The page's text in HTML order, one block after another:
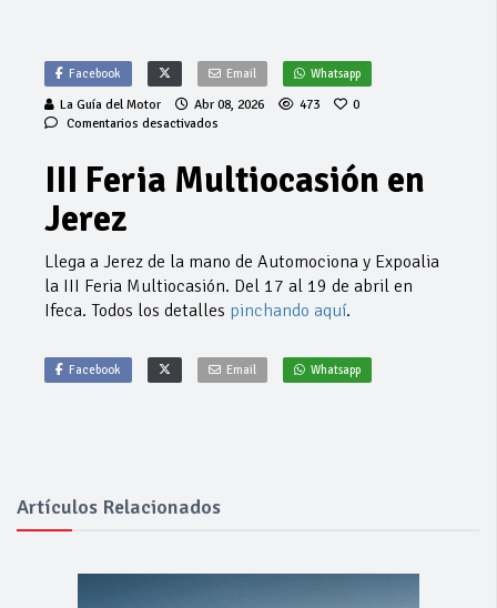
Facebook Email Whatsapp
La Guía del Motor Abr 08, 2026 473
0
Comentarios desactivados
Multiocasión
III Feria Multiocasión en
Jerez
Llega a Jerez de la mano de Automociona y Expoalia
la III Feria Multiocasión. Del 17 al 19 de abril en
Ifeca. Todos los detalles pinchando aquí.
Facebook Email Whatsapp
Artículos Relacionados